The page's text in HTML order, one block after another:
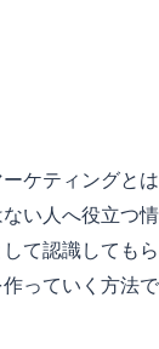
ケティングと
い人へ役立つ
て認識しても
っていく方法で